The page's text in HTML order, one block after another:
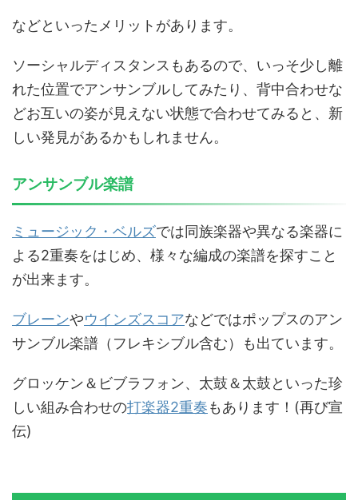
などといったメリットがあります。
ソーシャルディスタンスもあるので、いっそ少し離
れた位置でアンサンブルしてみたり、背中合わせな
どお互いの姿が見えない状態で合わせてみると、新
しい発見があるかもしれません。
アンサンブル楽譜
ミュージック・ベルズでは同族楽器や異なる楽器に
よる2重奏をはじめ、様々な編成の楽譜を探すこと
が出来ます。
ブレーンやウインズスコアなどではポップスのアン
サンブル楽譜（フレキシブル含む）も出ています。
グロッケン＆ビブラフォン、太鼓＆太鼓といった珍
しい組み合わせの打楽器2重奏もあります！(再び宣
伝)